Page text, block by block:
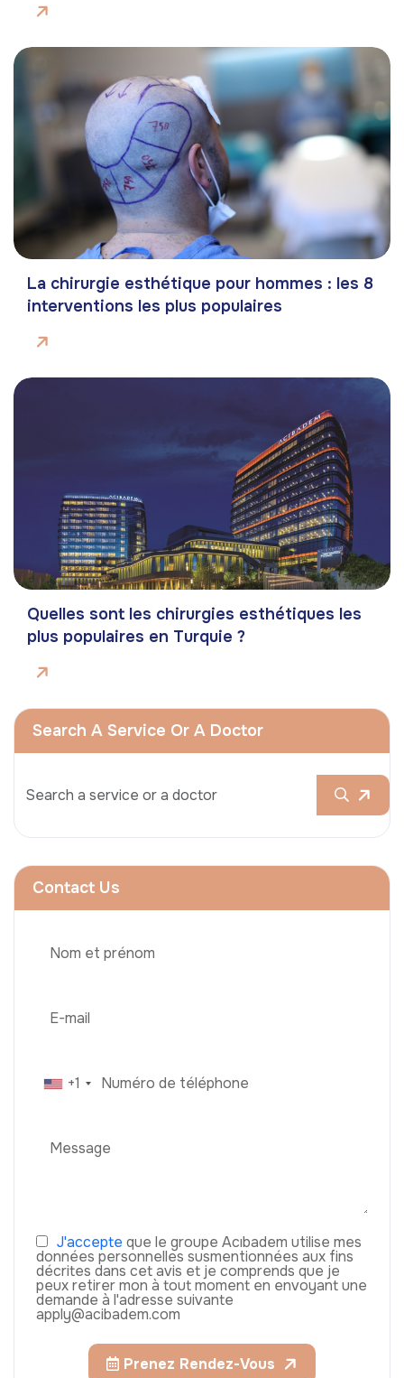
La chirurgie esthétique pour hommes : les 8
interventions les plus populaires
Quelles sont les chirurgies esthétiques les
plus populaires en Turquie ?
Search A Service Or A Doctor
Contact Us
+1
J'accepte que le groupe Acıbadem utilise mes
données personnelles susmentionnées aux fins
décrites dans cet avis et je comprends que je
peux retirer mon à tout moment en envoyant une
demande à l'adresse suivante
apply@acibadem.com
Prenez Rendez-Vous